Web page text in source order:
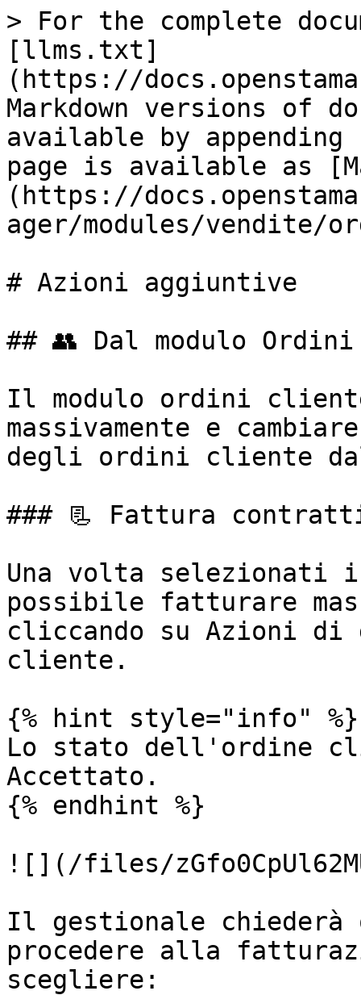
> For the complete
[llms.txt]
(https://
Markdown versions of
available by
page is available as
(https://
ager/modules/vendite/
# Azioni aggiuntive
## 👥 Dal modulo
Il modulo ordini
massivamente e
degli ordini cliente
### 📃 Fattura
Una volta selezionati
possibile fatturare
cliccando su Azioni di
cliente.
{% hint style="info" %}
Lo stato dell'ordine
Accettato.
{% endhint %}
![](/files/
Il gestionale chiederà
procedere alla
scegliere: